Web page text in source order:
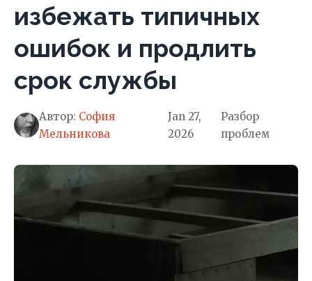
избежать типичных
ошибок и продлить
срок службы
Автор: София
Мельникова
Jan 27,
2026
Разбор
проблем